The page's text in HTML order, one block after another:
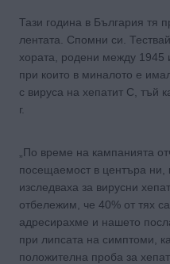
Тази година в България тя
лентата. Спомни си.
хората, родени между 1945
при които в миналото е
с вируса на хепатит С, тъй
г.
„По време на кампанията
посещаемост в центъра
изследваха за вирусни
отбележим, че 40% от тях
адресирахме и нашето
при липсата на симптоми,
положителна проба за